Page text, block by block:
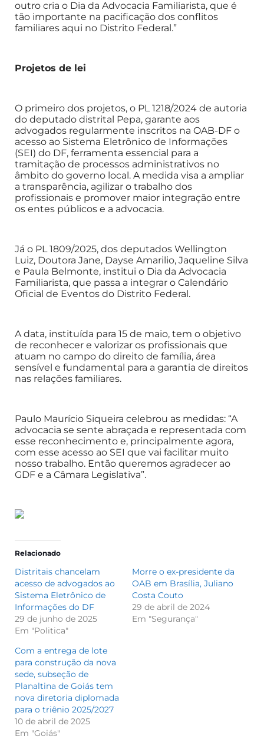
outro cria o Dia da Advocacia Familiarista, que é
tão importante na pacificação dos conflitos
familiares aqui no Distrito Federal.”
Projetos de lei
O primeiro dos projetos, o PL 1218/2024 de autoria
do deputado distrital Pepa, garante aos
advogados regularmente inscritos na OAB-DF o
acesso ao Sistema Eletrônico de Informações
(SEI) do DF, ferramenta essencial para a
tramitação de processos administrativos no
âmbito do governo local. A medida visa a ampliar
a transparência, agilizar o trabalho dos
profissionais e promover maior integração entre
os entes públicos e a advocacia.
Já o PL 1809/2025, dos deputados Wellington
Luiz, Doutora Jane, Dayse Amarilio, Jaqueline Silva
e Paula Belmonte, institui o Dia da Advocacia
Familiarista, que passa a integrar o Calendário
Oficial de Eventos do Distrito Federal.
A data, instituída para 15 de maio, tem o objetivo
de reconhecer e valorizar os profissionais que
atuam no campo do direito de família, área
sensível e fundamental para a garantia de direitos
nas relações familiares.
Paulo Maurício Siqueira celebrou as medidas: “A
advocacia se sente abraçada e representada com
esse reconhecimento e, principalmente agora,
com esse acesso ao SEI que vai facilitar muito
nosso trabalho. Então queremos agradecer ao
GDF e a Câmara Legislativa”.
Relacionado
Distritais chancelam
acesso de advogados ao
Sistema Eletrônico de
Informações do DF
29 de junho de 2025
Em "Politica"
Morre o ex-presidente da
OAB em Brasília, Juliano
Costa Couto
29 de abril de 2024
Em "Segurança"
Com a entrega de lote
para construção da nova
sede, subseção de
Planaltina de Goiás tem
nova diretoria diplomada
para o triênio 2025/2027
10 de abril de 2025
Em "Goiás"